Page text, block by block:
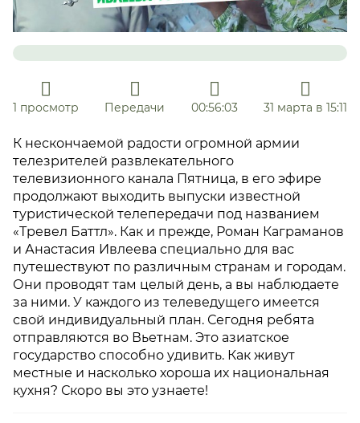
1 просмотр Передачи 00:56:03 31 марта в 15:11
К нескончаемой радости огромной армии
телезрителей развлекательного
телевизионного канала Пятница, в его эфире
продолжают выходить выпуски известной
туристической телепередачи под названием
«Тревел Баттл». Как и прежде, Роман Каграманов
и Анастасия Ивлеева специально для вас
путешествуют по различным странам и городам.
Они проводят там целый день, а вы наблюдаете
за ними. У каждого из телеведущего имеется
свой индивидуальный план. Сегодня ребята
отправляются во Вьетнам. Это азиатское
государство способно удивить. Как живут
местные и насколько хороша их национальная
кухня? Скоро вы это узнаете!